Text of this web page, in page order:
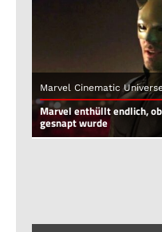
Marvel Cinematic
Marvel enthüllt endlich,
gesnapt wurde